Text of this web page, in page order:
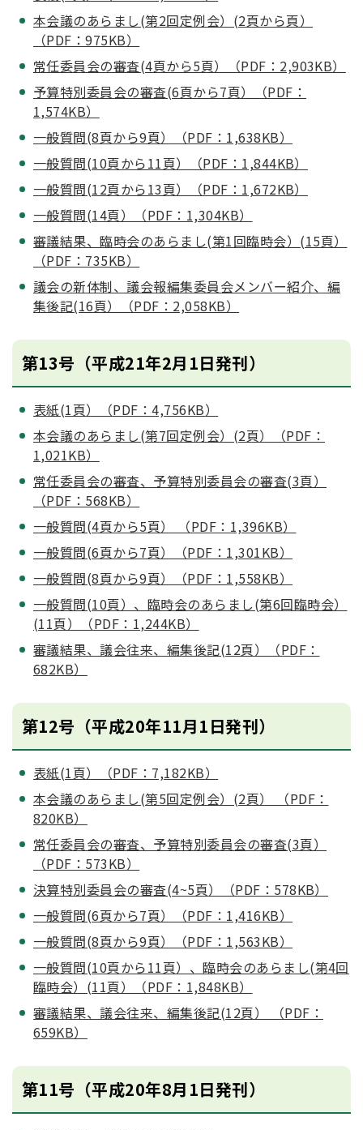
本会議のあらまし(第2回定例会）(2頁から頁）
（PDF：975KB）
常任委員会の審査(4頁から5頁）（PDF：2,903KB）
予算特別委員会の審査(6頁から7頁）（PDF：
1,574KB）
一般質問(8頁から9頁）（PDF：1,638KB）
一般質問(10頁から11頁）（PDF：1,844KB）
一般質問(12頁から13頁）（PDF：1,672KB）
一般質問(14頁）（PDF：1,304KB）
審議結果、臨時会のあらまし(第1回臨時会）(15頁）
（PDF：735KB）
議会の新体制、議会報編集委員会メンバー紹介、編
集後記(16頁）（PDF：2,058KB）
第13号（平成21年2月1日発刊）
表紙(1頁）（PDF：4,756KB）
本会議のあらまし(第7回定例会）(2頁）（PDF：
1,021KB）
常任委員会の審査、予算特別委員会の審査(3頁）
（PDF：568KB）
一般質問(4頁から5頁） （PDF：1,396KB）
一般質問(6頁から7頁）（PDF：1,301KB）
一般質問(8頁から9頁）（PDF：1,558KB）
一般質問(10頁）、臨時会のあらまし(第6回臨時会）
(11頁）（PDF：1,244KB）
審議結果、議会往来、編集後記(12頁）（PDF：
682KB）
第12号（平成20年11月1日発刊）
表紙(1頁）（PDF：7,182KB）
本会議のあらまし(第5回定例会）(2頁） （PDF：
820KB）
常任委員会の審査、予算特別委員会の審査(3頁）
（PDF：573KB）
決算特別委員会の審査(4~5頁）（PDF：578KB）
一般質問(6頁から7頁）（PDF：1,416KB）
一般質問(8頁から9頁）（PDF：1,563KB）
一般質問(10頁から11頁）、臨時会のあらまし(第4回
臨時会）(11頁）（PDF：1,848KB）
審議結果、議会往来、編集後記(12頁） （PDF：
659KB）
第11号（平成20年8月1日発刊）